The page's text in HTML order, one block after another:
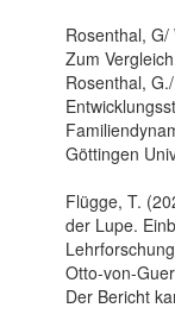
Rosenthal,
Zum
Rosenthal,
Göttingen
Flügge, T.
der Lupe.
Otto-von-
Der Bericht